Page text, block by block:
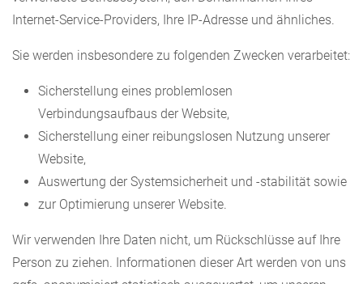
Internet-Service-Providers, Ihre IP-Adresse und ähnliches.
Sie werden insbesondere zu folgenden Zwecken verarbeitet:
Sicherstellung eines problemlosen
Verbindungsaufbaus der Website,
Sicherstellung einer reibungslosen Nutzung unserer
Website,
Auswertung der Systemsicherheit und -stabilität sowie
zur Optimierung unserer Website.
Wir verwenden Ihre Daten nicht, um Rückschlüsse auf Ihre
Person zu ziehen. Informationen dieser Art werden von uns